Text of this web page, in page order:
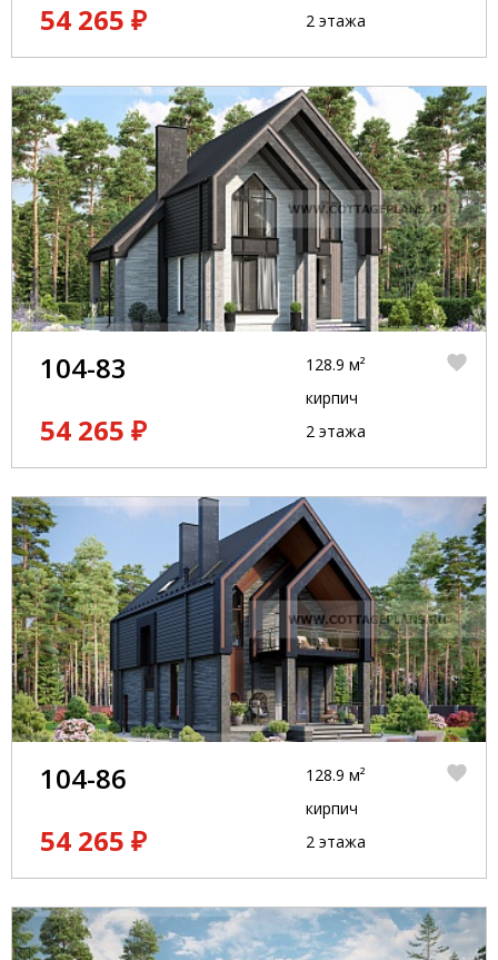
54 265 ₽
2 этажа
104-83
54 265 ₽
128.9 м²
кирпич
2 этажа
104-86
54 265 ₽
128.9 м²
кирпич
2 этажа